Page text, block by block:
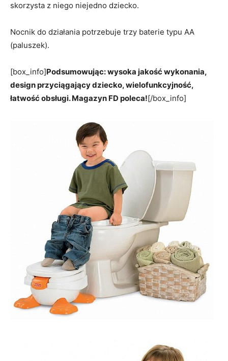
skorzysta z niego niejedno dziecko.
Nocnik do działania potrzebuje trzy baterie typu AA
(paluszek).
[box_info]Podsumowując: wysoka jakość wykonania,
design przyciągający dziecko, wielofunkcyjność,
łatwość obsługi. Magazyn FD poleca![/box_info]